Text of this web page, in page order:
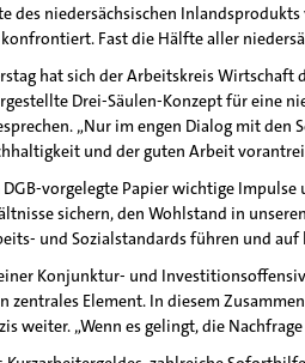
des niedersächsischen
Fast die Hälfte aller
hat sich der Arbeitskreis
Drei-Säulen-Konzept für eine
„Nur im engen Dialog mit
und der guten Arbeit
DGB-vorgelegte Papier wichtige
sichern, den Wohlstand in
und Sozialstandards führen und
Konjunktur- und
zentrales Element. In diesem
weiter. „Wenn es gelingt, die